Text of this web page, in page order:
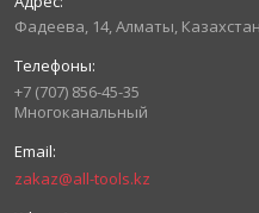
Фадеева, 14, Алматы, Казахстан
+7 (707) 856-45-35
Многоканальный
zakaz@all-tools.kz